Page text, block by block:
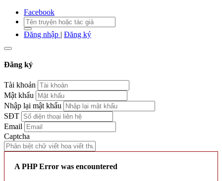
Facebook
Đăng nhập | Đăng ký
Đăng ký
Tài khoản
Mật khẩu
Nhập lại mật khẩu
SĐT
Email
Captcha
A PHP Error was encountered